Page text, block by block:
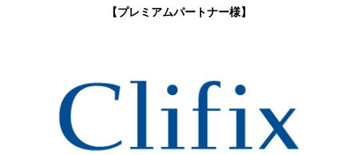
【プレミアムパートナー様】